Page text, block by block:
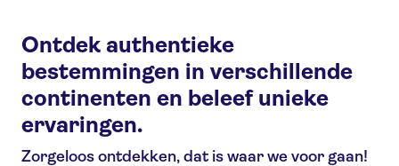
Ontdek authentieke
bestemmingen in verschillende
continenten en beleef unieke
ervaringen.
Zorgeloos ontdekken, dat is waar we voor gaan!